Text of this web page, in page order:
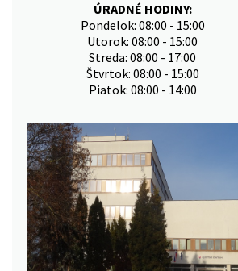
ÚRADNÉ HODINY:
Pondelok: 08:00 - 15:00
Utorok: 08:00 - 15:00
Streda: 08:00 - 17:00
Štvrtok: 08:00 - 15:00
Piatok: 08:00 - 14:00